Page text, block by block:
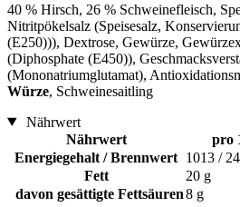
40 % Hirsch, 26 % Schweinefleisch,
Nitritpökelsalz (Speisesalz,
(E250))), Dextrose, Gewürze,
(Diphosphate (E450)),
(Mononatriumglutamat),
Würze, Schweinesaitling
Nährwert
Nährwert
pro
Energiegehalt / Brennwert 1013 /
Fett
20 g
davon gesättigte Fettsäuren8 g